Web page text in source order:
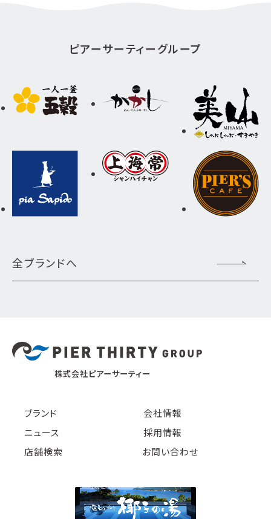
ピアーサーティーグループ
全ブランドへ
株式会社ピアーサーティー
ブランド
会社情報
ニュース
採用情報
店舗検索
お問い合わせ